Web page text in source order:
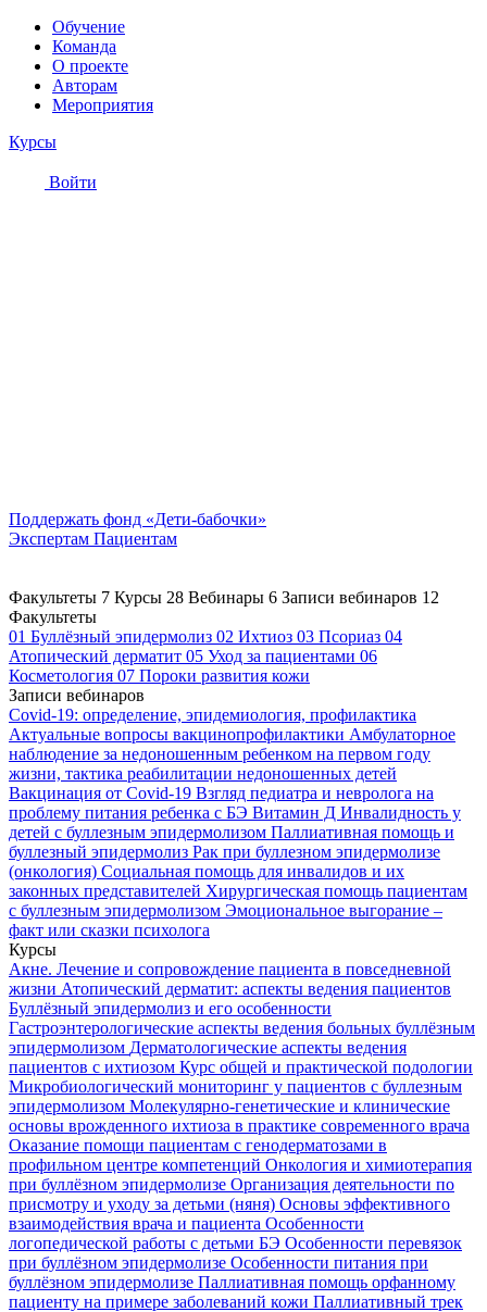
Обучение
Команда
О проекте
Авторам
Мероприятия
Курсы
Войти
Поддержать фонд «Дети-бабочки»
Экспертам Пациентам
Факультеты 7 Курсы 28 Вебинары 6 Записи вебинаров 12
Факультеты
01 Буллёзный эпидермолиз 02 Ихтиоз 03 Псориаз 04
Атопический дерматит 05 Уход за пациентами 06
Косметология 07 Пороки развития кожи
Записи вебинаров
Covid-19: определение, эпидемиология, профилактика
Актуальные вопросы вакцинопрофилактики Амбулаторное
наблюдение за недоношенным ребенком на первом году
жизни, тактика реабилитации недоношенных детей
Вакцинация от Covid-19 Взгляд педиатра и невролога на
проблему питания ребенка с БЭ Витамин Д Инвалидность у
детей с буллезным эпидермолизом Паллиативная помощь и
буллезный эпидермолиз Рак при буллезном эпидермолизе
(онкология) Социальная помощь для инвалидов и их
законных представителей Хирургическая помощь пациентам
с буллезным эпидермолизом Эмоциональное выгорание –
факт или сказки психолога
Курсы
Акне. Лечение и сопровождение пациента в повседневной
жизни Атопический дерматит: аспекты ведения пациентов
Буллёзный эпидермолиз и его особенности
Гастроэнтерологические аспекты ведения больных буллёзным
эпидермолизом Дерматологические аспекты ведения
пациентов с ихтиозом Курс общей и практической подологии
Микробиологический мониторинг у пациентов с буллезным
эпидермолизом Молекулярно-генетические и клинические
основы врожденного ихтиоза в практике современного врача
Оказание помощи пациентам с генодерматозами в
профильном центре компетенций Онкология и химиотерапия
при буллёзном эпидермолизе Организация деятельности по
присмотру и уходу за детьми (няня) Основы эффективного
взаимодействия врача и пациента Особенности
логопедической работы с детьми БЭ Особенности перевязок
при буллёзном эпидермолизе Особенности питания при
буллёзном эпидермолизе Паллиативная помощь орфанному
пациенту на примере заболеваний кожи Паллиативный трек